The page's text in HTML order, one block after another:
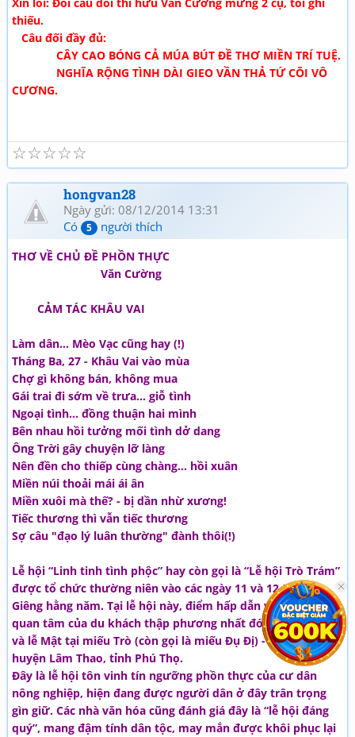
thiếu.
Câu đối đầy đủ:
CÂY CAO BÓNG CẢ MÚA BÚT ĐỀ THƠ MIỀN TRÍ TUỆ.
NGHĨA RỘNG TÌNH DÀI GIEO VẦN THẢ TỨ CÕI VÔ
CƯƠNG.
☆
☆
☆
☆
☆
hongvan28
Ngày gửi: 08/12/2014 13:31
Có
5 người thích
THƠ VỀ CHỦ ĐỀ PHỒN THỰC
Văn Cường
CẢM TÁC KHÂU VAI
Làm dân... Mèo Vạc cũng hay (!)
Tháng Ba, 27 - Khâu Vai vào mùa
Chợ gì không bán, không mua
Gái trai đi sớm về trưa... giỗ tình
Ngoại tình... đồng thuận hai mình
Bên nhau hồi tưởng mối tình dở dang
Ông Trời gây chuyện lỡ làng
Nên đền cho thiếp cùng chàng... hồi xuân
Miền núi thoải mái ái ân
Miền xuôi mà thế? - bị dần nhừ xương!
Tiếc thương thì vẫn tiếc thương
Sợ câu "đạo lý luân thường" đành thôi(!)
Lễ hội “Linh tinh tình phộc” hay còn gọi là “Lễ hội Trò Trám”
được tổ chức thường niên vào các ngày 11 và 12 tháng
Giêng hằng năm. Tại lễ hội này, điểm hấp dẫn và thu hút sự
quan tâm của du khách thập phương nhất đó là Trò Trám
và lễ Mật tại miếu Trò (còn gọi là miếu Đụ Đị) - xã Tứ Xã,
huyện Lâm Thao, tỉnh Phú Thọ.
Đây là lễ hội tôn vinh tín ngưỡng phồn thực của cư dân
nông nghiệp, hiện đang được người dân ở đây trân trọng
gìn giữ. Các nhà văn hóa cũng đánh giá đây là “lễ hội đáng
quý”, mang đậm tính dân tộc, may mắn được khôi phục lại